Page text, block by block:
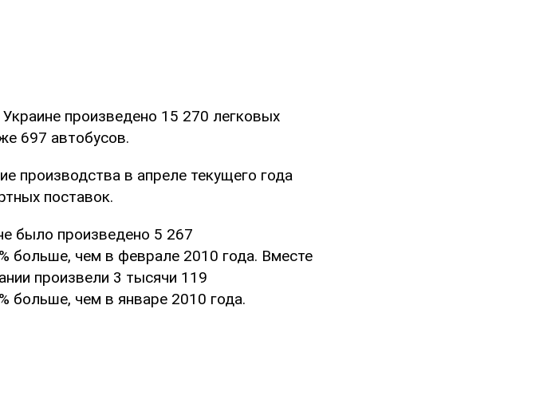
произведено 15 270 легковых
697 автобусов.
производства в апреле текущего года
поставок.
было произведено 5 267
больше, чем в феврале 2010 года. Вместе
произвели 3 тысячи 119
больше, чем в январе 2010 года.